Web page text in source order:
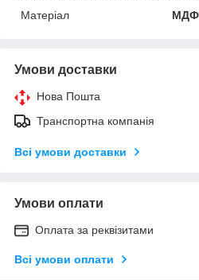
Матеріал
МДФ
Умови доставки
Нова Пошта
Транспортна компанія
Всі умови доставки
Умови оплати
Оплата за реквізитами
Всі умови оплати